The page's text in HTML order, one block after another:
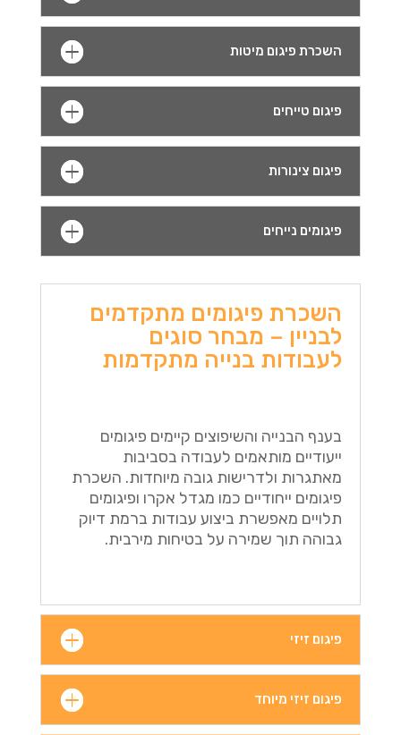
השכרת פיגום מיטות
פיגום טייחים
פיגום צינורות
פיגומים נייחים
השכרת פיגומים מתקדמים
לבניין – מבחר סוגים
לעבודות בנייה מתקדמות
בענף הבנייה והשיפוצים קיימים פיגומים
ייעודיים מותאמים לעבודה בסביבות
מאתגרות ולדרישות גובה מיוחדות. השכרת
פיגומים ייחודיים כמו מגדל אקרו ופיגומים
תלויים מאפשרת ביצוע עבודות ברמת דיוק
גבוהה תוך שמירה על בטיחות מירבית.
פיגום זיזי
פיגום זיזי מיוחד